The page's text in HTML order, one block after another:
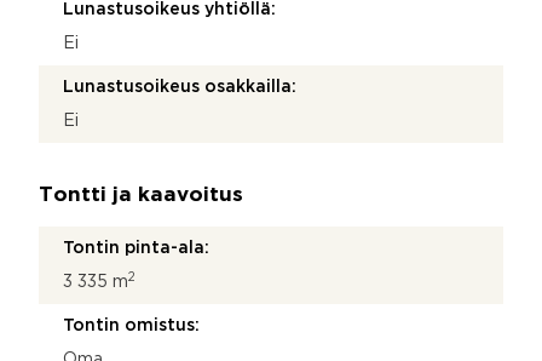
Lunastusoikeus yhtiöllä:
Ei
Lunastusoikeus osakkailla:
Ei
Tontti ja kaavoitus
Tontin pinta-ala:
3 335 m2
Tontin omistus: